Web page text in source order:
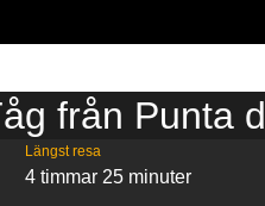
från Punta
Längst resa
4 timmar 25 minuter